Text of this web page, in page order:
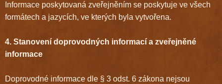
Informace poskytovaná zveřejněním se poskytuje ve všech
formátech a jazycích, ve kterých byla vytvořena.
4. Stanovení doprovodných informací a zveřejněné
informace
Doprovodné informace dle § 3 odst. 6 zákona nejsou